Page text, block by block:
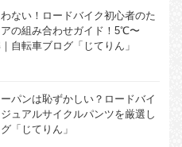
わない！ロードバイク初心者のた
の組み合わせガイド！5℃〜
自転車ブログ「じてりん」
ーパンは恥ずかしい？ロードバイ
ュアルサイクルパンツを厳選し
「じてりん」